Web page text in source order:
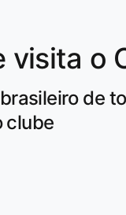
visita o
de
clube